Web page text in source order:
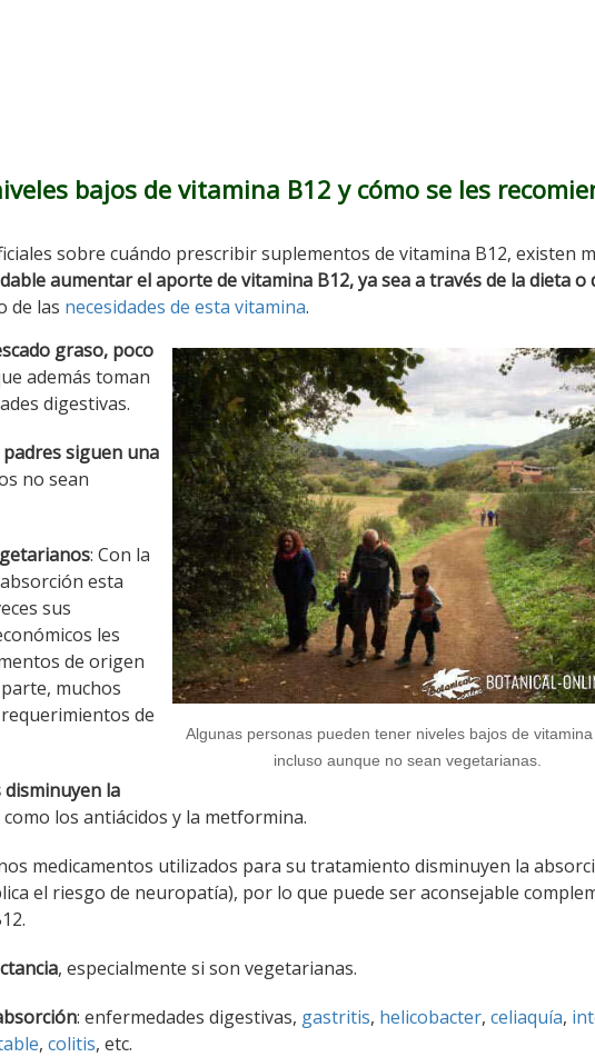
bajos de vitamina B12 y cómo se les
sobre cuándo prescribir suplementos de vitamina B12, existen
aumentar el aporte de vitamina B12, ya sea a través de la dieta o
de las necesidades de esta vitamina.
Algunas personas pueden tener niveles bajos de vitamina
incluso aunque no sean vegetarianas.
graso, poco
además toman
digestivas.
siguen una
no sean
: Con la
esta
sus
les
de origen
muchos
de
la
como los antiácidos y la metformina.
medicamentos utilizados para su tratamiento disminuyen la
el riesgo de neuropatía), por lo que puede ser aconsejable
, especialmente si son vegetarianas.
: enfermedades digestivas, gastritis, helicobacter, celiaquía,
, colitis, etc.